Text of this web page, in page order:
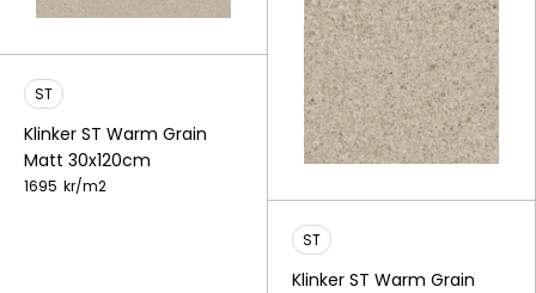
ST
Klinker ST Warm Grain
Matt 30x120cm
1695 kr/m2
ST
Klinker ST Warm Grain